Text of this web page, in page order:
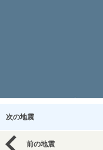
次の地震
前の地震